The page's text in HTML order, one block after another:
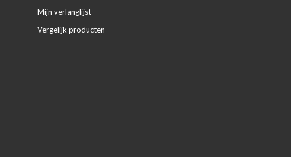
Mijn verlanglijst
Vergelijk producten